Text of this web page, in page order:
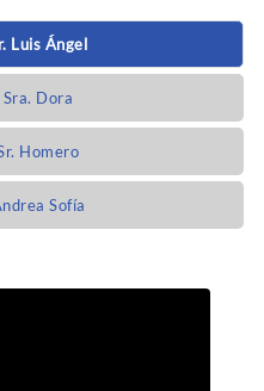
Luis Ángel
Dora
Homero
Sofía